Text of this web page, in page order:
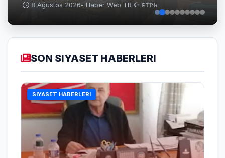
8 Ağustos 2026 - Haber Web TR ☪ 𐱅𐰇𐰼𐰰
SON SIYASET HABERLERI
SIYASET HABERLERI